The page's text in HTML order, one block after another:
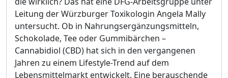
Leitung der Würzburger Toxikologin Angela Mally
untersucht. Ob in Nahrungsergänzungsmitteln,
Schokolade, Tee oder Gummibärchen –
Cannabidiol (CBD) hat sich in den vergangenen
Jahren zu einem Lifestyle-Trend auf dem
Lebensmittelmarkt entwickelt. Eine berauschende